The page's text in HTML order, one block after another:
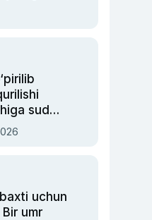
yigit
sud
uchun
Bir umr